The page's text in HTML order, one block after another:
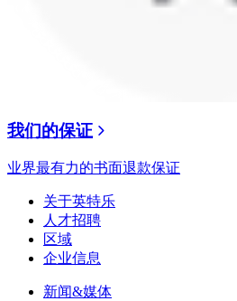
我们的保证
业界最有力的书面退款保证
关于英特乐
人才招聘
区域
企业信息
新闻&媒体